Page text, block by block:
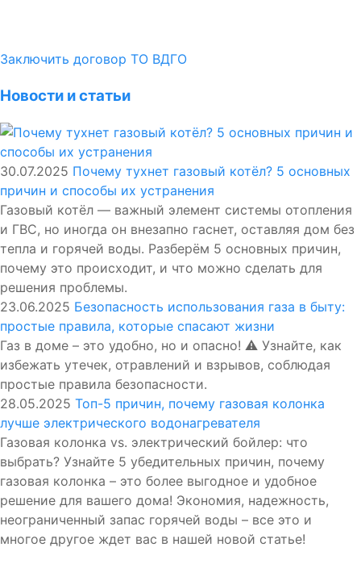
Заключить договор ТО ВДГО
Новости и статьи
30.07.2025 Почему тухнет газовый котёл? 5 основных
причин и способы их устранения
Газовый котёл — важный элемент системы отопления
и ГВС, но иногда он внезапно гаснет, оставляя дом без
тепла и горячей воды. Разберём 5 основных причин,
почему это происходит, и что можно сделать для
решения проблемы.
23.06.2025 Безопасность использования газа в быту:
простые правила, которые спасают жизни
Газ в доме – это удобно, но и опасно! ⚠️ Узнайте, как
избежать утечек, отравлений и взрывов, соблюдая
простые правила безопасности.
28.05.2025 Топ-5 причин, почему газовая колонка
лучше электрического водонагревателя
Газовая колонка vs. электрический бойлер: что
выбрать? Узнайте 5 убедительных причин, почему
газовая колонка – это более выгодное и удобное
решение для вашего дома! Экономия, надежность,
неограниченный запас горячей воды – все это и
многое другое ждет вас в нашей новой статье!